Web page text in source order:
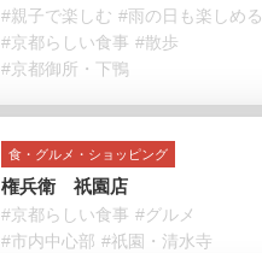
#親子で楽しむ #雨の日も楽しめる
#京都らしい食事 #散歩
#京都御所・下鴨
食・グルメ・ショッピング
権兵衛 祇園店
#京都らしい食事 #グルメ
#市内中心部 #祇園・清水寺